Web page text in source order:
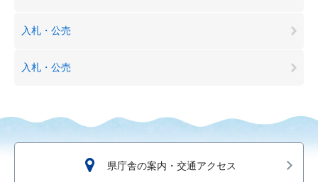
入札・公売
入札・公売
県庁舎の案内・交通アクセス